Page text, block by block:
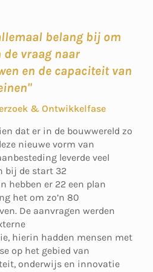
belang bij om
vraag naar
en de capaciteit van
& Ontwikkelfase
dat er in de bouwwereld zo
nieuwe vorm van
leverde veel
bij de start 32
hebben er 22 een plan
het om zo’n 80
De aanvragen werden
hierin hadden mensen met
op het gebied van
onderwijs en innovatie